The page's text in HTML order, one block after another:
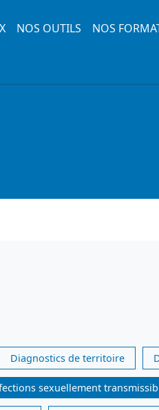
NOS OUTILS NOS
Diagnostics de territoire
sexuellement